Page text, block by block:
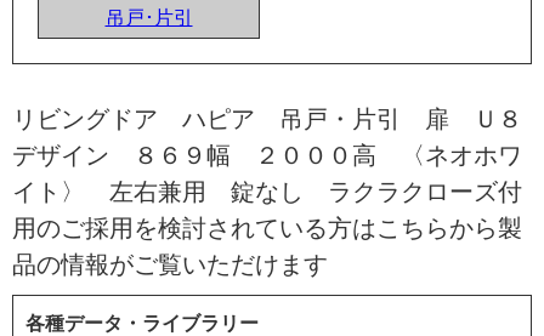
吊戸･片引
リビングドア ハピア 吊戸・片引 扉 Ｕ８
デザイン ８６９幅 ２０００高 〈ネオホワ
イト〉 左右兼用 錠なし ラクラクローズ付
用のご採用を検討されている方はこちらから製
品の情報がご覧いただけます
各種データ・ライブラリー